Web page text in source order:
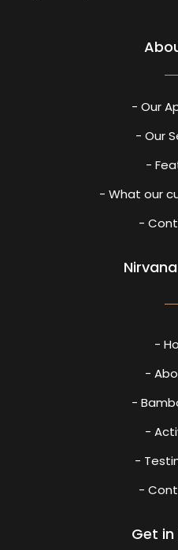
- Our
- Our
-
- What our
-
-
-
-
-
-
-
Get in